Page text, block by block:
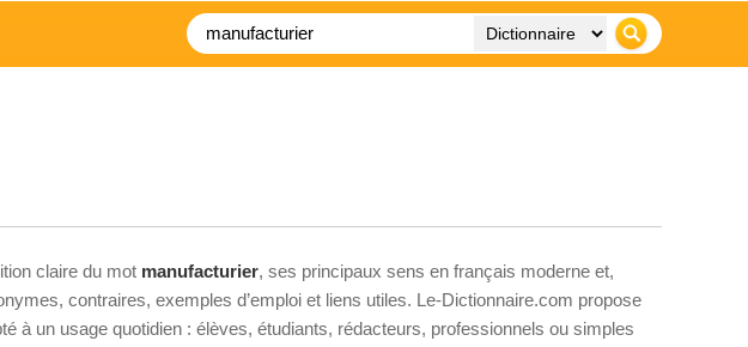
claire du mot manufacturier, ses principaux sens en français moderne et,
contraires, exemples d’emploi et liens utiles. Le-Dictionnaire.com propose
à un usage quotidien : élèves, étudiants, rédacteurs, professionnels ou simples